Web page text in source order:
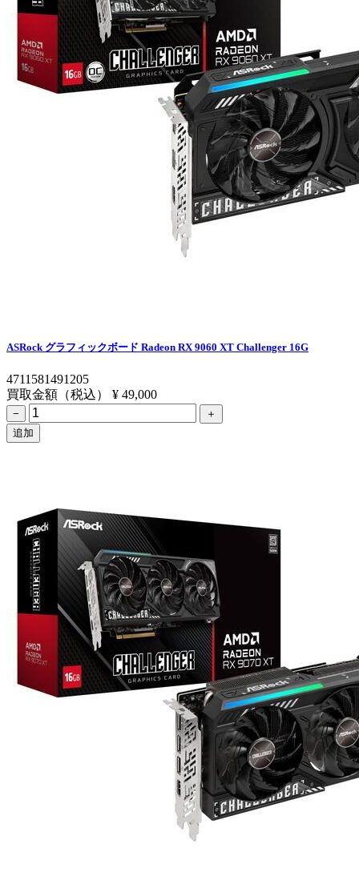
ASRock グラフィックボード Radeon RX 9060 XT Challenger 16G
4711581491205
買取金額（税込）
¥ 49,000
−
＋
追加